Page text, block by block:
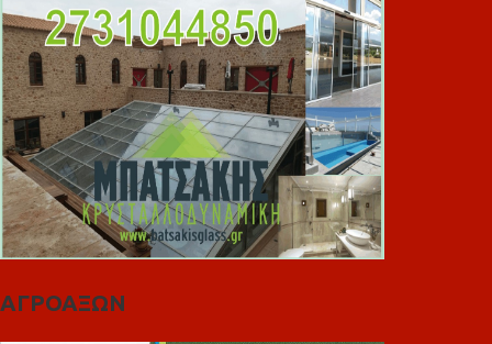
ΑΓΡΟΑΞΩΝ